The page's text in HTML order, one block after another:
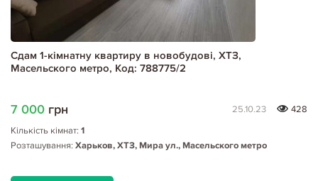
Сдам 1-кімнатну квартиру в новобудові, ХТЗ,
Масельского метро, Код: 788775/2
7 000 грн 25.10.23
428
Кількість кімнат: 1
Розташування: Харьков, ХТЗ, Мира ул., Масельского метро